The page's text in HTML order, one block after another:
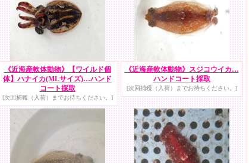
《近海産軟体動物》【ワイルド個
体】ハナイカ(MLサイズ)…ハンド
コート採取
[次回捕獲（入荷）までお待ちください。]
《近海産軟体動物》スジコウイカ…
ハンドコート採取
[次回捕獲（入荷）までお待ちください。]